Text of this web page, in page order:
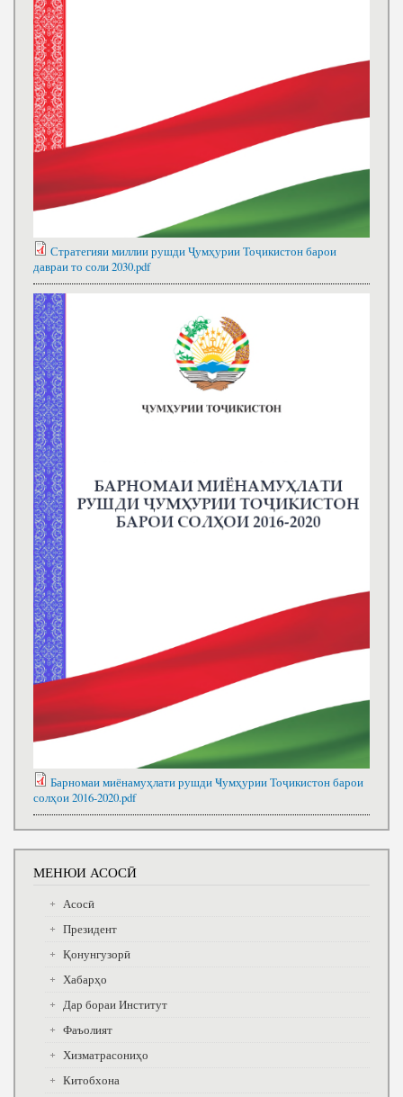
Стратегияи миллии рушди Ҷумҳурии Тоҷикистон барои
давраи то соли 2030.pdf
Барномаи миёнамуҳлати рушди Ҹумҳурии Тоҷикистон барои
солҳои 2016-2020.pdf
МЕНЮИ АСОСӢ
Асосӣ
Президент
Қонунгузорӣ
Хабарҳо
Дар бораи Институт
Фаъолият
Хизматрасониҳо
Китобхона